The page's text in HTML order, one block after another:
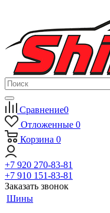
Сравнение0
Отложенные 0
Корзина 0
+7 920 270-83-81
+7 910 151-83-81
Заказать звонок
Шины